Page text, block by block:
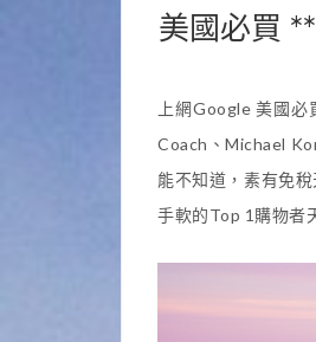
美國必買
上網Google 美國
Coach、Michael
能不知道，素有免
手軟的Top 1購物者